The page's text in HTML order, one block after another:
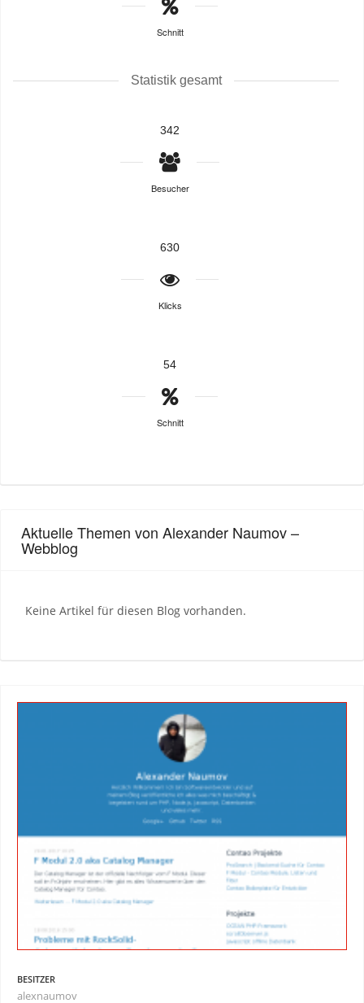
Schnitt
Statistik gesamt
342
Besucher
630
Klicks
54
Schnitt
Aktuelle Themen von Alexander Naumov –
Webblog
Keine Artikel für diesen Blog vorhanden.
BESITZER
alexnaumov